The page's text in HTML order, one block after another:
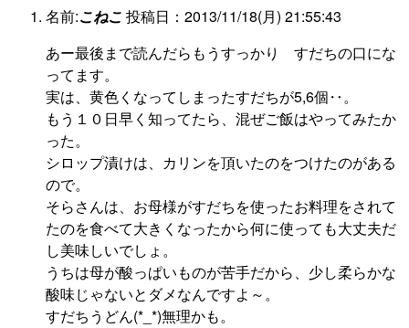
名前:こねこ 投稿日：2013/11/18(月) 21:55:43
あー最後まで読んだらもうすっかり すだちの口にな
ってます。
実は、黄色くなってしまったすだちが5,6個‥。
もう１０日早く知ってたら、混ぜご飯はやってみたか
った。
シロップ漬けは、カリンを頂いたのをつけたのがある
ので。
そらさんは、お母様がすだちを使ったお料理をされて
たのを食べて大きくなったから何に使っても大丈夫だ
し美味しいでしょ。
うちは母が酸っぱいものが苦手だから、少し柔らかな
酸味じゃないとダメなんですよ～。
すだちうどん(*_*)無理かも。